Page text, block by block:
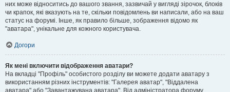
них може відноситись до вашого звання, зазвичай у вигляді зірочок, блоків
чи крапок, які вказують на те, скільки повідомлень ви написали, або на ваш
статус на форумі. Інше, як правило більше, зображення відомо як
"аватара", унікальне для кожного користувача.
Догори
Як мені включити відображення аватари?
На вкладці "Профіль" особистого розділу ви можете додати аватару з
використанням різних інструментів: "Галерея аватар", "Віддалена
аватара" або "Завантажувана аватара". Від адміністратора форуму